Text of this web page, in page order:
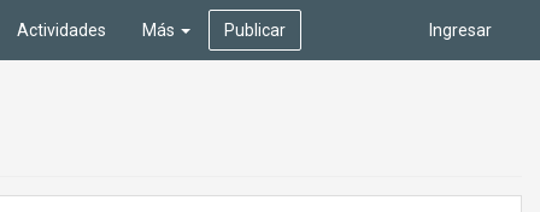
Ingresar
Actividades Más Publicar